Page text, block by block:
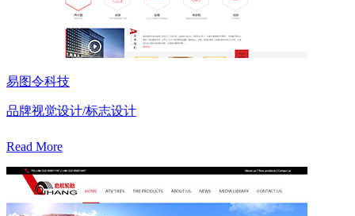
易图令科技
品牌视觉设计/标志设计
Read More